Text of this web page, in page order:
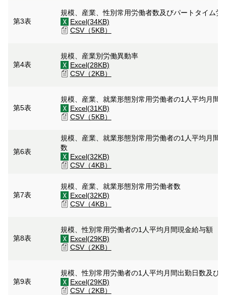
第3表
規模、産業、性別常用労働者数及びパートタイム
Excel(34KB)
CSV（5KB）
第4表
規模、産業別労働異動率
Excel(28KB)
CSV（2KB）
第5表
規模、産業、就業形態別常用労働者の1人平均月間
Excel(31KB)
CSV（5KB）
第6表
規模、産業、就業形態別常用労働者の1人平均月間
数
Excel(32KB)
CSV（4KB）
第7表
規模、産業、就業形態別常用労働者数
Excel(32KB)
CSV（4KB）
第8表
規模、性別常用労働者の1人平均月間現金給与額
Excel(29KB)
CSV（2KB）
第9表
規模、性別常用労働者の1人平均月間出勤日数及び
Excel(29KB)
CSV（2KB）